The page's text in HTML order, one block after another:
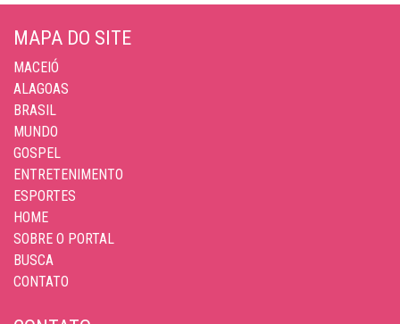
MAPA DO SITE
MACEIÓ
ALAGOAS
BRASIL
MUNDO
GOSPEL
ENTRETENIMENTO
ESPORTES
HOME
SOBRE O PORTAL
BUSCA
CONTATO